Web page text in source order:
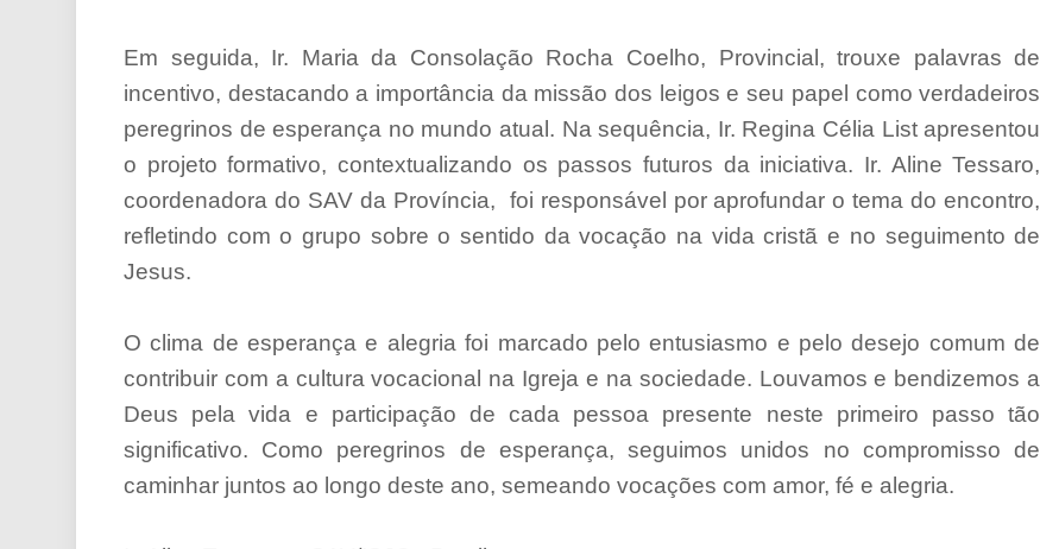
Em seguida, Ir. Maria da Consolação Rocha Coelho, Provincial, trouxe palavras de
incentivo, destacando a importância da missão dos leigos e seu papel como verdadeiros
peregrinos de esperança no mundo atual. Na sequência, Ir. Regina Célia List apresentou
o projeto formativo, contextualizando os passos futuros da iniciativa. Ir. Aline Tessaro,
coordenadora do SAV da Província,
foi responsável por aprofundar o tema do encontro,
refletindo com o grupo sobre o sentido da vocação na vida cristã e no seguimento de
Jesus.
O clima de esperança e alegria foi marcado pelo entusiasmo e pelo desejo comum de
contribuir com a cultura vocacional na Igreja e na sociedade. Louvamos e bendizemos a
Deus pela vida e participação de cada pessoa presente neste primeiro passo tão
significativo. Como peregrinos de esperança, seguimos unidos no compromisso de
caminhar juntos ao longo deste ano, semeando vocações com amor, fé e alegria.